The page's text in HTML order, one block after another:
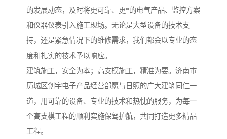
的发展动态，及时将更可靠、更*的电气产品、监控方案
和仪器仪表引入施工现场。无论是大型设备的技术支
持，还是紧急情况下的维修需求，我们都会以专业的态
度和扎实的技术予以响应。
建筑施工，安全为本；高支模施工，精准为要。济南市
历城区创宇电子产品经营部愿与日照的广大建筑同仁一
道，用可靠的设备、专业的技术和热忱的服务，为每一
个高支模工程的顺利实施保驾护航，共同打造更多精品
工程。